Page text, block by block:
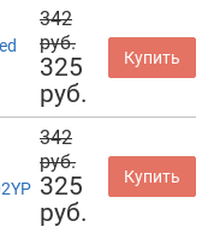
342
руб.
325
руб.
Купить
342
руб.
325
руб.
Купить